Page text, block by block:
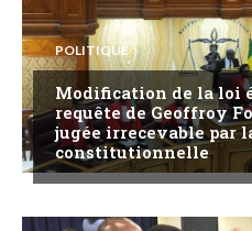
POLITIQUE
Modification de la loi
requête de Geoffroy
jugée irrecevable par
constitutionnelle